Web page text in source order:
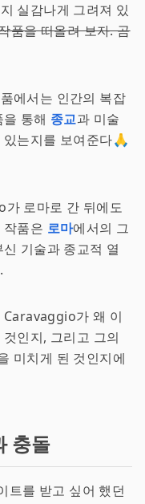
실감나게 그려져 있
품을 떠올려 보자. 곰
에서는 인간의 복잡
통해 종교과 미술
는지를 보여준다🙏
로마로 간 뒤에도
품은 로마에서의 그
기술과 종교적 열
Caravaggio가 왜 이
인지, 그리고 그의
미치게 된 것인지에
충돌
트를 받고 싶어 했던